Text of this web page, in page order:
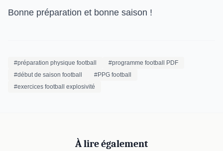
Bonne préparation et bonne saison !
#préparation physique football
#programme football PDF
#début de saison football
#PPG football
#exercices football explosivité
À lire également